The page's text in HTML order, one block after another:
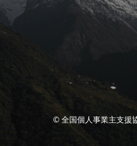
© 全国個人事業主支援